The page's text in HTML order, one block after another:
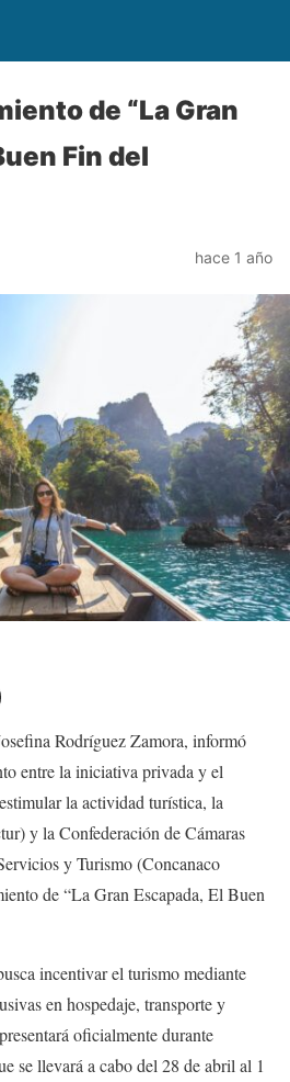
de “La Gran
Fin del
hace 1 año
Rodríguez Zamora, informó
entre la iniciativa privada y el
la actividad turística, la
y la Confederación de Cámaras
y Turismo (Concanaco
de “La Gran Escapada, El Buen
incentivar el turismo mediante
en hospedaje, transporte y
oficialmente durante
se llevará a cabo del 28 de abril al 1